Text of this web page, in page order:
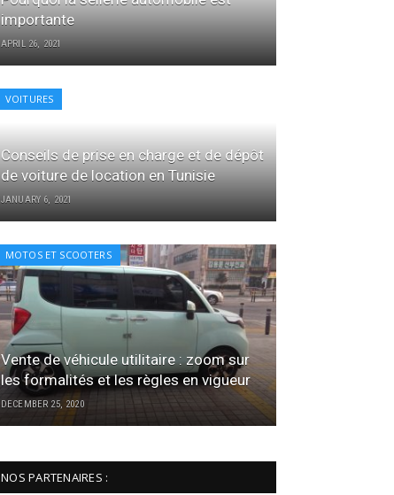
importante
APRIL 26, 2021
VOITURES
Conseils de prise en charge et de dépôt
de voiture de location en Tunisie
JANUARY 6, 2021
MOTOS ET SCOOTERS
Vente de véhicule utilitaire : zoom sur
les formalités et les règles en vigueur
DECEMBER 25, 2020
NOS PARTENAIRES :